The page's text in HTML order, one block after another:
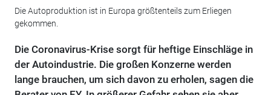
Die Autoproduktion ist in Europa größtenteils zum Erliegen
gekommen.
Die Coronavirus-Krise sorgt für heftige Einschläge in
der Autoindustrie. Die großen Konzerne werden
lange brauchen, um sich davon zu erholen, sagen die